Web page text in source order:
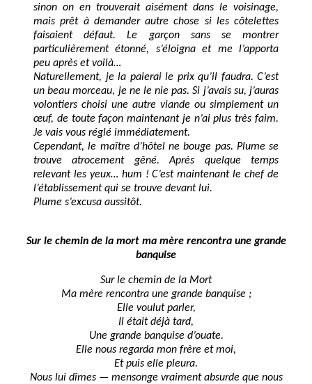
sinon on en trouverait aisément dans le voisinage,
mais prêt à demander autre chose si les côtelettes
faisaient défaut. Le garçon sans se montrer
particulièrement étonné, s’éloigna et me l’apporta
peu après et voilà…
Naturellement, je la paierai le prix qu’il faudra. C’est
un beau morceau, je ne le nie pas. Si j’avais su, j’auras
volontiers choisi une autre viande ou simplement un
œuf, de toute façon maintenant je n’ai plus très faim.
Je vais vous réglé immédiatement.
Cependant, le maître d’hôtel ne bouge pas. Plume se
trouve atrocement gêné. Après quelque temps
relevant les yeux… hum ! C’est maintenant le chef de
l’établissement qui se trouve devant lui.
Plume s’excusa aussitôt.
Sur le chemin de la mort ma mère rencontra une grande
banquise
Sur le chemin de la Mort
Ma mère rencontra une grande banquise ;
Elle voulut parler,
Il était déjà tard,
Une grande banquise d’ouate.
Elle nous regarda mon frère et moi,
Et puis elle pleura.
Nous lui dîmes — mensonge vraiment absurde que nous